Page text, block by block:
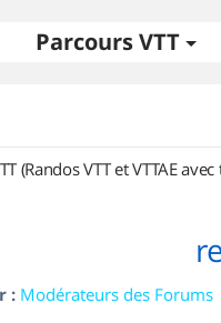
Parcours VTT
(Randos VTT et VTTAE avec
: Modérateurs des Forums